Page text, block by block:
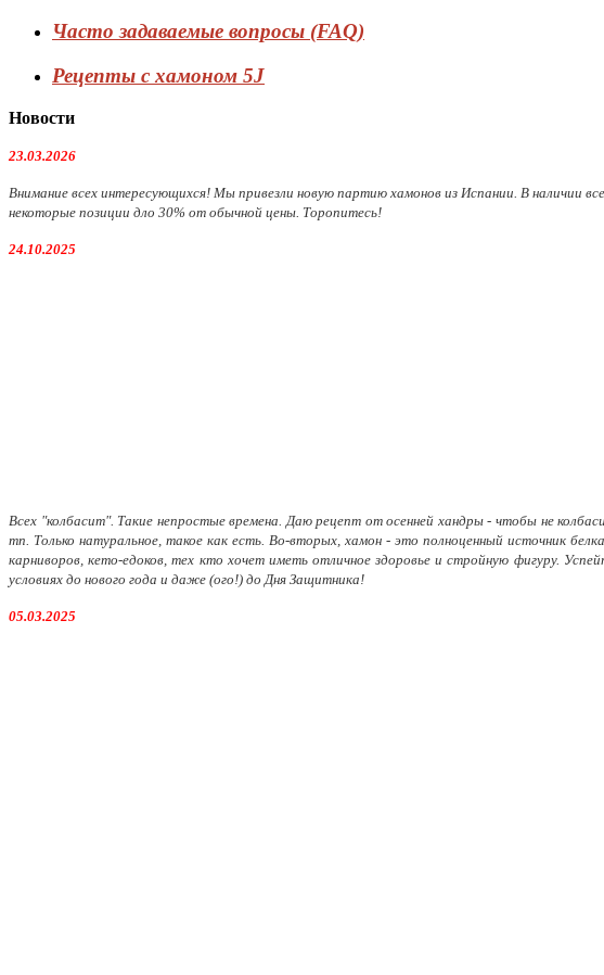
Часто задаваемые вопросы (FAQ)
Рецепты с хамоном 5J
Новости
23.03.2026
Внимание всех интересующихся! Мы привезли новую партию хамонов из Испании. В наличии
некоторые позиции дло 30% от обычной цены. Торопитесь!
24.10.2025
Всех "колбасит". Такие непростые времена. Даю рецепт от осенней хандры - чтобы не
тп. Только натуральное, такое как есть. Во-вторых, хамон - это полноценный источник
карниворов, кето-едоков, тех кто хочет иметь отличное здоровье и стройную фигуру.
условиях до нового года и даже (ого!) до Дня Защитника!
05.03.2025